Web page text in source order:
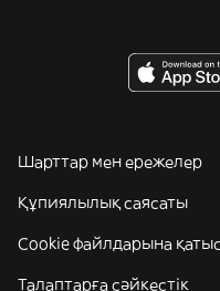
Шарттар мен ережелер
Құпиялылық саясаты
Cookie файлдарына
Талаптарға сәйкестік